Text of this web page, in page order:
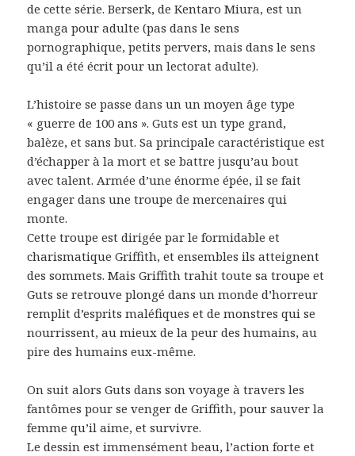
de cette série. Berserk, de Kentaro Miura, est un
manga pour adulte (pas dans le sens
pornographique, petits pervers, mais dans le sens
qu’il a été écrit pour un lectorat adulte).
L’histoire se passe dans un un moyen âge type
« guerre de 100 ans ». Guts est un type grand,
balèze, et sans but. Sa principale caractéristique est
d’échapper à la mort et se battre jusqu’au bout
avec talent. Armée d’une énorme épée, il se fait
engager dans une troupe de mercenaires qui
monte.
Cette troupe est dirigée par le formidable et
charismatique Griffith, et ensembles ils atteignent
des sommets. Mais Griffith trahit toute sa troupe et
Guts se retrouve plongé dans un monde d’horreur
remplit d’esprits maléfiques et de monstres qui se
nourrissent, au mieux de la peur des humains, au
pire des humains eux-même.
On suit alors Guts dans son voyage à travers les
fantômes pour se venger de Griffith, pour sauver la
femme qu’il aime, et survivre.
Le dessin est immensément beau, l’action forte et